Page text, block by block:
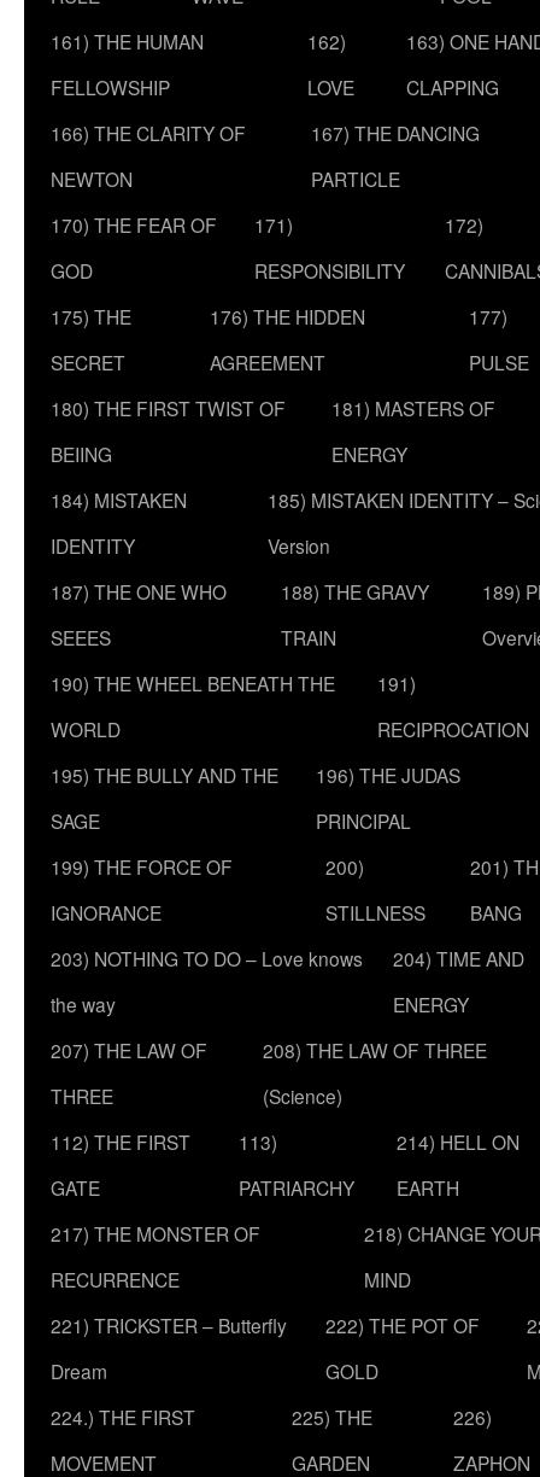
161) THE HUMAN
FELLOWSHIP
162)
LOVE
163) ONE
CLAPPING
166) THE CLARITY OF
NEWTON
167) THE DANCING
PARTICLE
170) THE FEAR OF
GOD
171)
RESPONSIBILITY
172)
175) THE
SECRET
176) THE HIDDEN
AGREEMENT
177)
PULSE
180) THE FIRST TWIST OF
BEIING
181) MASTERS OF
ENERGY
184) MISTAKEN
IDENTITY
185) MISTAKEN IDENTITY –
Version
187) THE ONE WHO
SEEES
188) THE GRAVY
TRAIN
189)
190) THE WHEEL BENEATH THE
WORLD
191)
RECIPROCATION
195) THE BULLY AND THE
SAGE
196) THE JUDAS
PRINCIPAL
199) THE FORCE OF
IGNORANCE
200)
STILLNESS
201)
BANG
203) NOTHING TO DO – Love knows
the way
204) TIME AND
ENERGY
207) THE LAW OF
THREE
208) THE LAW OF THREE
(Science)
112) THE FIRST
GATE
113)
PATRIARCHY
214) HELL ON
EARTH
217) THE MONSTER OF
RECURRENCE
218) CHANGE
MIND
221) TRICKSTER – Butterfly
Dream
222) THE POT OF
GOLD
224.) THE FIRST
MOVEMENT
225) THE
GARDEN
226)
ZAPHON